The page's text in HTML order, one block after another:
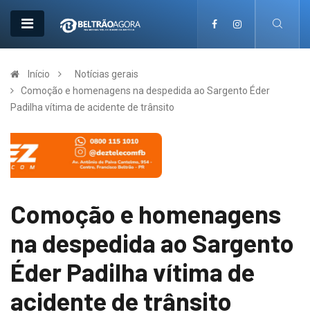
Início
Notícias gerais
Comoção e homenagens na despedida ao Sargento Éder
Padilha vítima de acidente de trânsito
Comoção e homenagens
na despedida ao Sargento
Éder Padilha vítima de
acidente de trânsito